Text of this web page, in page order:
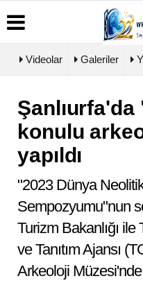
Üye
Paneli
Haber
Arşivi
Haberleri
Videolar Galeriler
konulu
yapıldı
"2023 Dünya
Sempozyumu"nun
Turizm Bakanlığı
ve Tanıtım Ajansı
Arkeoloji